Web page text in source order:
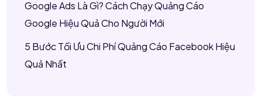
Google Ads Là Gì? Cách Chạy Quảng Cáo
Google Hiệu Quả Cho Người Mới
5 Bước Tối Ưu Chi Phí Quảng Cáo Facebook Hiệu
Quả Nhất